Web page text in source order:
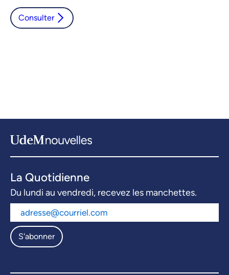
Consulter
Canada
La Quotidienne
Du lundi au vendredi, recevez les manchettes.
S'abonner